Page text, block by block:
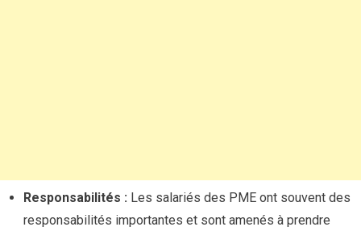
Responsabilités : Les salariés des PME ont souvent des
responsabilités importantes et sont amenés à prendre